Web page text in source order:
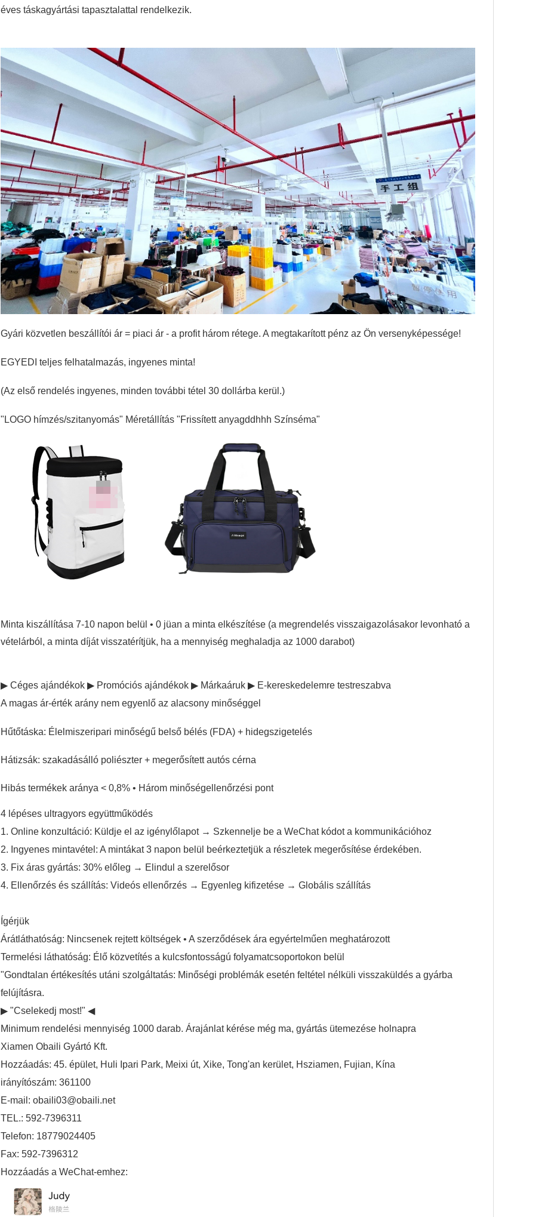
éves táskagyártási tapasztalattal rendelkezik.
Gyári közvetlen beszállítói ár = piaci ár - a profit három rétege. A megtakarított pénz az Ön versenyképessége!
EGYEDI teljes felhatalmazás, ingyenes minta!
(Az első rendelés ingyenes, minden további tétel 30 dollárba kerül.)
"LOGO hímzés/szitanyomás" Méretállítás "Frissített anyagddhhh Színséma"
Minta kiszállítása 7-10 napon belül • 0 jüan a minta elkészítése (a megrendelés visszaigazolásakor levonható a
vételárból, a minta díját visszatérítjük, ha a mennyiség meghaladja az 1000 darabot)
▶ Céges ajándékok ▶ Promóciós ajándékok ▶ Márkaáruk ▶ E-kereskedelemre testreszabva
A magas ár-érték arány nem egyenlő az alacsony minőséggel
Hűtőtáska: Élelmiszeripari minőségű belső bélés (FDA) + hidegszigetelés
Hátizsák: szakadásálló poliészter + megerősített autós cérna
Hibás termékek aránya < 0,8% • Három minőségellenőrzési pont
4 lépéses ultragyors együttműködés
1. Online konzultáció: Küldje el az igénylőlapot → Szkennelje be a WeChat kódot a kommunikációhoz
2. Ingyenes mintavétel: A mintákat 3 napon belül beérkeztetjük a részletek megerősítése érdekében.
3. Fix áras gyártás: 30% előleg → Elindul a szerelősor
4. Ellenőrzés és szállítás: Videós ellenőrzés → Egyenleg kifizetése → Globális szállítás
Ígérjük
Árátláthatóság: Nincsenek rejtett költségek • A szerződések ára egyértelműen meghatározott
Termelési láthatóság: Élő közvetítés a kulcsfontosságú folyamatcsoportokon belül
"Gondtalan értékesítés utáni szolgáltatás: Minőségi problémák esetén feltétel nélküli visszaküldés a gyárba
felújításra.
▶ "Cselekedj most!" ◀
Minimum rendelési mennyiség 1000 darab. Árajánlat kérése még ma, gyártás ütemezése holnapra
Xiamen Obaili Gyártó Kft.
Hozzáadás: 45. épület, Huli Ipari Park, Meixi út, Xike, Tong'an kerület, Hsziamen, Fujian, Kína
irányítószám: 361100
E-mail: obaili03@obaili.net
TEL.: 592-7396311
Telefon: 18779024405
Fax: 592-7396312
Hozzáadás a WeChat-emhez: